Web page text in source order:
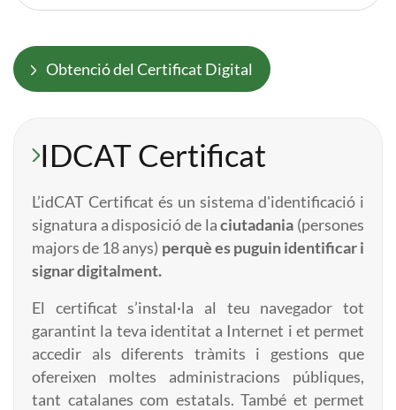
Obtenció del Certificat Digital
IDCAT Certificat
L’idCAT Certificat és un sistema d'identificació i
signatura a disposició de laciutadania (persones
majors de 18 anys) perquè es puguin identificar i
signar digitalment.
El certificat s’instal·la al teu navegador tot
garantint la teva identitat a Internet i et permet
accedir als diferents tràmits i gestions que
ofereixen moltes administracions públiques,
tant catalanes com estatals. També et permet